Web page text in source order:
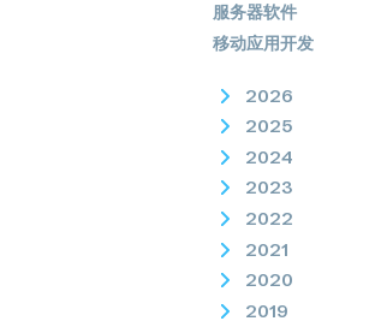
服务器软件
移动应用开发
2026
2025
2024
2023
2022
2021
2020
2019